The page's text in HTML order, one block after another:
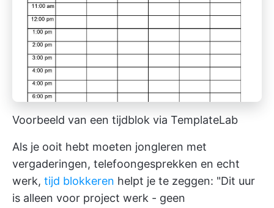
Voorbeeld van een tijdblok via TemplateLab
Als je ooit hebt moeten jongleren met
vergaderingen, telefoongesprekken en echt
werk, tijd blokkeren helpt je te zeggen: "Dit uur
is alleen voor project werk - geen